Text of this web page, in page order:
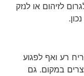
לזיהום או לנזק
רע ואף לפגוע
במקום. גם